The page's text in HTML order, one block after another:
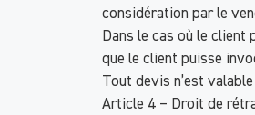
considération par le
Dans le cas où le client
que le client puisse
Tout devis n’est
Article 4 – Droit de